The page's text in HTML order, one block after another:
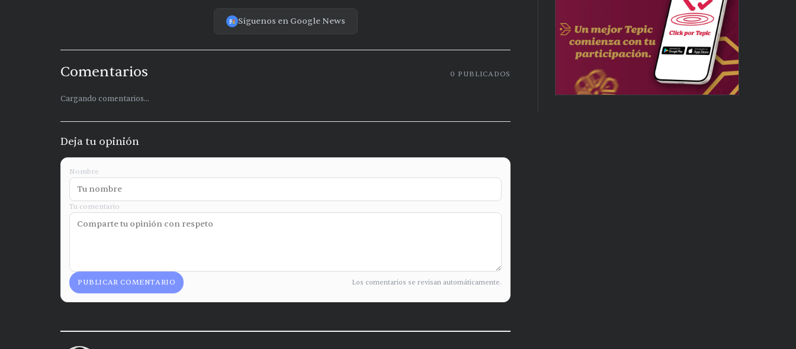
Síguenos en Google News
Comentarios 0 PUBLICADOS
Cargando comentarios...
Deja tu opinión
Nombre
Tu comentario
PUBLICAR COMENTARIO Los comentarios se revisan automáticamente.